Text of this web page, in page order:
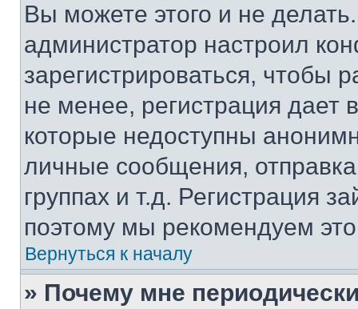
Вы можете этого и не
администратор настроил
зарегистрироваться, чтобы
не менее, регистрация
которые недоступны
личные сообщения,
группах и т.д. Регистрация
поэтому мы рекомендуем
Вернуться к началу
» Почему мне